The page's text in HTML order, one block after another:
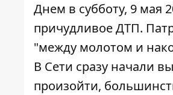
Днем в субботу, 9 мая
причудливое ДТП.
"между молотом и
В Сети сразу начали
произойти,